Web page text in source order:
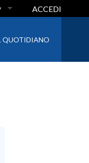
ACCEDI
QUOTIDIANO